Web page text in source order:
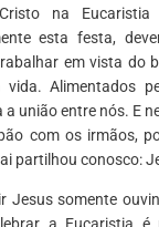
na
esta festa,
em vista do
Alimentados
união entre nós. E
com os irmãos,
partilhou conosco:
Jesus somente